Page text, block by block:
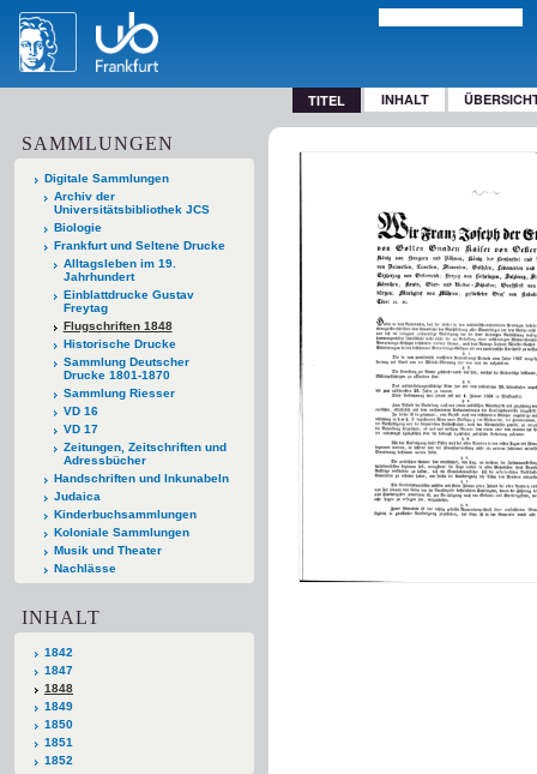
TITEL INHALT
SAMMLUNGEN
Digitale Sammlungen
Archiv der
Universitätsbibliothek JCS
Biologie
Frankfurt und Seltene Drucke
Alltagsleben im 19.
Jahrhundert
Einblattdrucke Gustav
Freytag
Flugschriften 1848
Historische Drucke
Sammlung Deutscher
Drucke 1801-1870
Sammlung Riesser
VD 16
VD 17
Zeitungen, Zeitschriften und
Adressbücher
Handschriften und Inkunabeln
Judaica
Kinderbuchsammlungen
Koloniale Sammlungen
Musik und Theater
Nachlässe
INHALT
1842
1847
1848
1849
1850
1851
1852